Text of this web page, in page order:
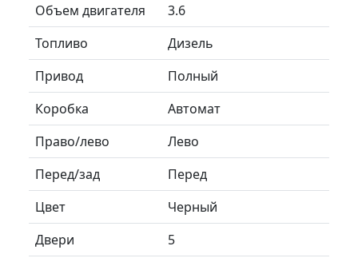
Объем двигателя
3.6
Топливо
Дизель
Привод
Полный
Коробка
Автомат
Право/лево
Лево
Перед/зад
Перед
Цвет
Черный
Двери
5